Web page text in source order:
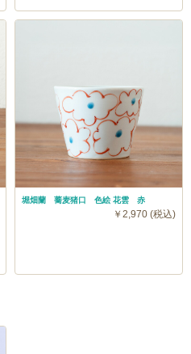
堀畑蘭 蕎麦猪口 色絵 花雲 赤
￥2,970 (税込)